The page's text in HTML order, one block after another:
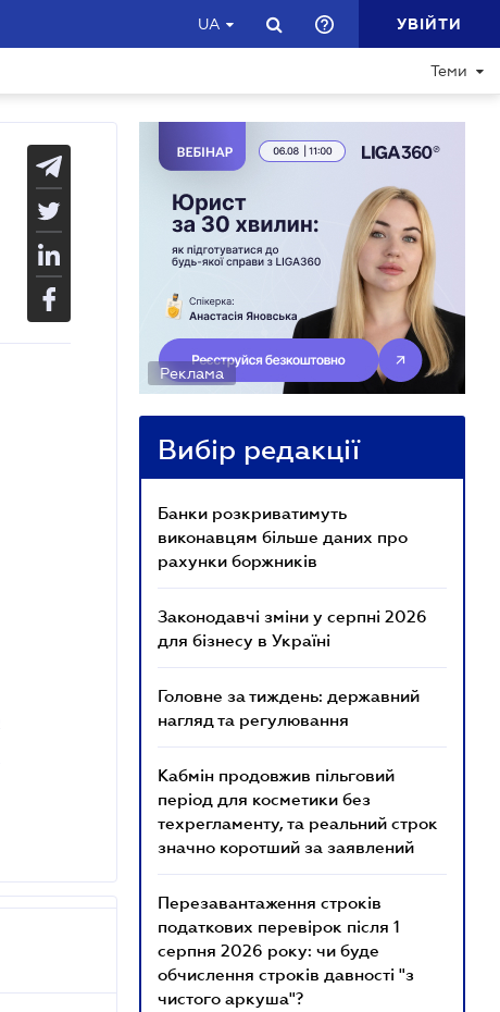
UA УВІЙТИ
Теми
Реклама
Вибір редакції
Банки розкриватимуть
виконавцям більше даних про
рахунки боржників
Законодавчі зміни у серпні 2026
для бізнесу в Україні
Головне за тиждень: державний
нагляд та регулювання
Кабмін продовжив пільговий
період для косметики без
техрегламенту, та реальний строк
значно коротший за заявлений
Перезавантаження строків
податкових перевірок після 1
серпня 2026 року: чи буде
обчислення строків давності "з
чистого аркуша"?